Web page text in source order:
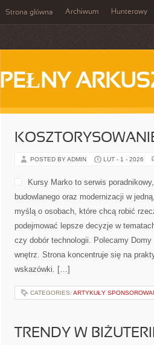
Strona główna Archiwum Hunterowy
PEŁNY
POSTED BY ADMIN LUT - 1 - 2026
Kursy Marko to serwis
budowlanego oraz modernizacji w
myślą o osobach, które chcą robić
podejmować lepsze decyzje w
czy dobór technologii. Polecamy
wnętrz. Strona koncentruje się na
wskazówki. […]
CATEGORIES: ARTYKUŁY
TRENDY W BIŻUTERII